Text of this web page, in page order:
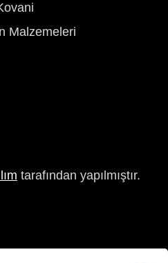
Malzemeleri
tarafından yapılmıştır.